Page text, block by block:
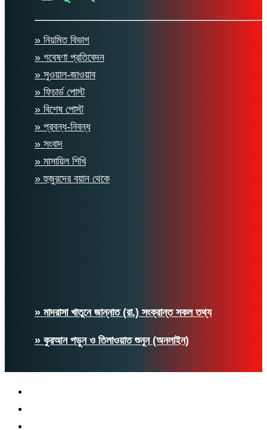
» নিয়মিত বিভাগ
» গবেষণা প্রতিবেদন
» সুওয়াল-জাওয়াব
» ফিচার্ড পোস্ট
» বিশেষ পোস্ট
» প্রবন্ধ-নিবন্ধ
» সংবাদ
» মাসায়িল শিখি
» হুজুরদের বয়ান থেকে
» মাদরাসা খাতুনে জান্নাত (রা.) সংক্রান্ত সকল তথ্য
» কুরআন পড়ুন ও তিলাওয়াত শুনুন (অনলাইন)